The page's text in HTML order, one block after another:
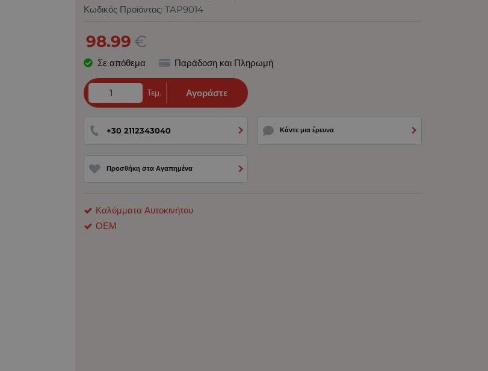
Κωδικός Προϊόντος: TAP9014
98.99 €
Σε απόθεμα Παράδοση και Πληρωμή
Τεμ. Αγοράστε
+30 2112343040 Κάντε μια έρευνα
Προσθήκη στα Αγαπημένα
Καλύμματα Αυτοκινήτου
ΟΕΜ